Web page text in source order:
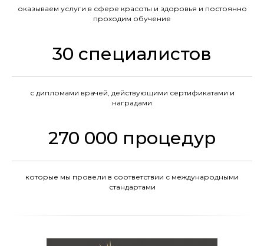
оказываем услуги в сфере красоты и здоровья и постоянно
проходим обучение
30 специалистов
с дипломами врачей, действующими сертификатами и
наградами
270 000 процедур
которые мы провели в соответствии с международными
стандартами